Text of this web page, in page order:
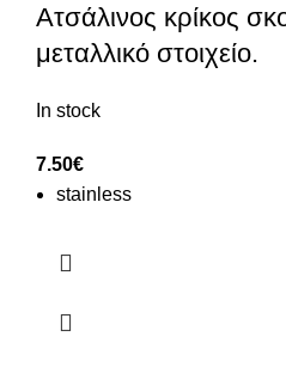
Ατσάλινος κρίκος
μεταλλικό στοιχείο.
In stock
7.50€
stainless